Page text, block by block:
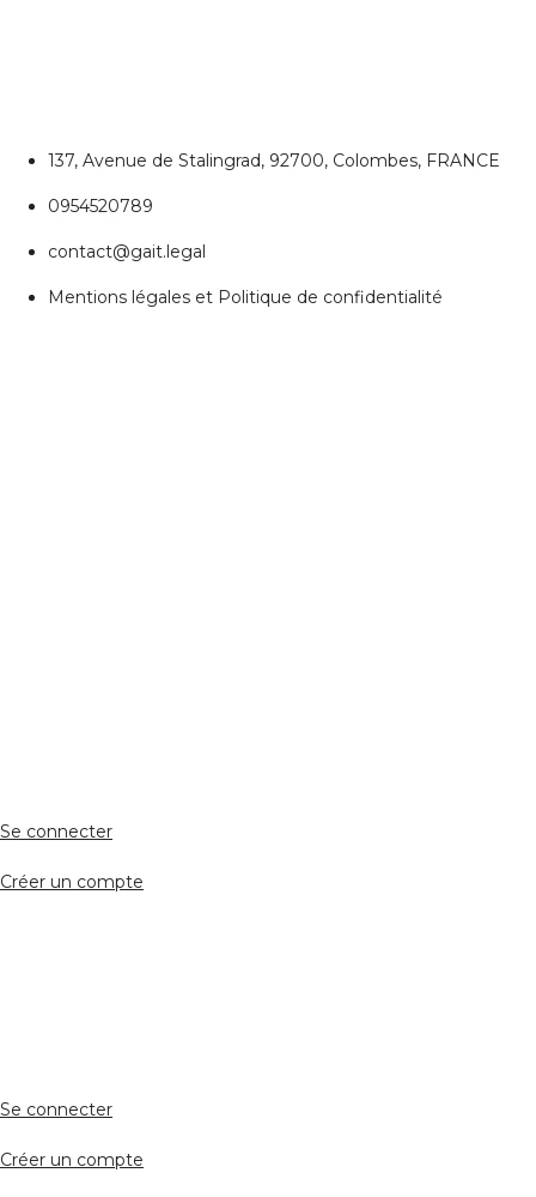
137, Avenue de Stalingrad, 92700, Colombes, FRANCE
0954520789
contact@gait.legal
Mentions légales et Politique de confidentialité
Se connecter
Créer un compte
Se connecter
Créer un compte